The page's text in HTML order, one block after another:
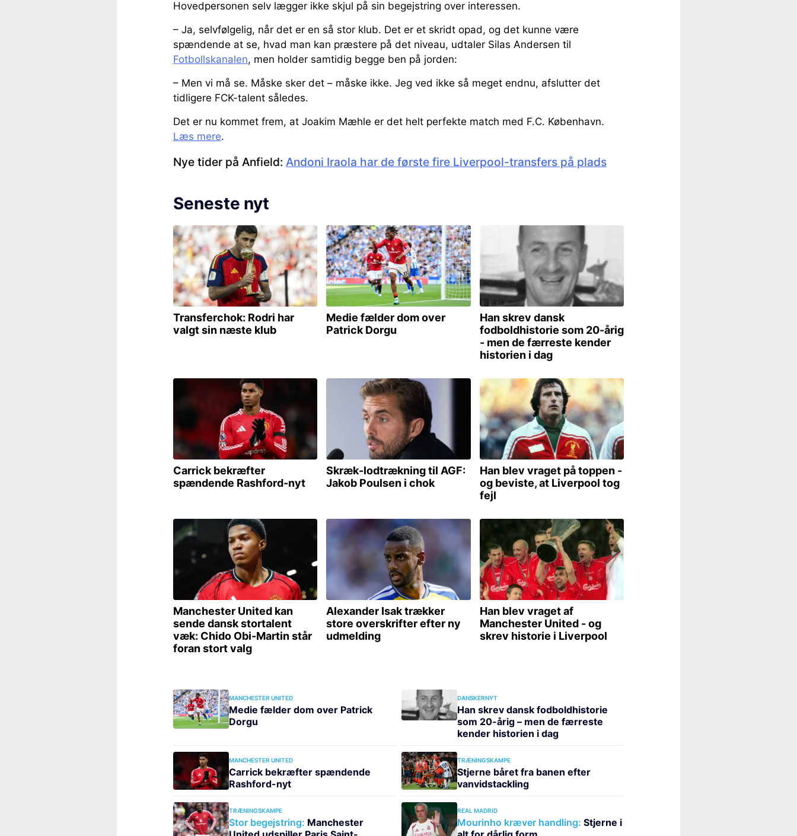
Hovedpersonen selv lægger ikke skjul på sin begejstring over interessen.
– Ja, selvfølgelig, når det er en så stor klub. Det er et skridt opad, og det kunne være
spændende at se, hvad man kan præstere på det niveau, udtaler Silas Andersen til
Fotbollskanalen, men holder samtidig begge ben på jorden:
– Men vi må se. Måske sker det – måske ikke. Jeg ved ikke så meget endnu, afslutter det
tidligere FCK-talent således.
Det er nu kommet frem, at Joakim Mæhle er det helt perfekte match med F.C. København.
Læs mere.
Nye tider på Anfield: Andoni Iraola har de første fire Liverpool-transfers på plads
Seneste nyt
MANCHESTER UNITED
Medie fælder dom over Patrick
Dorgu
DANSKERNYT
Han skrev dansk fodboldhistorie
som 20-årig – men de færreste
kender historien i dag
MANCHESTER UNITED
Carrick bekræfter spændende
Rashford-nyt
TRÆNINGSKAMPE
Stjerne båret fra banen efter
vanvidstackling
TRÆNINGSKAMPE
Stor begejstring: Manchester
REAL MADRID
Mourinho kræver handling: Stjerne i